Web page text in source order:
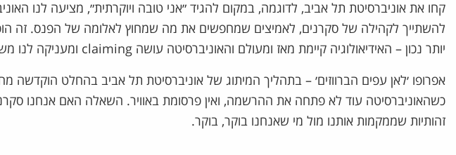
קחו את אוניברסיטת תל אביב, לדוגמה, במקום להגיד ״אני טובה ויוקרתית״, מציעה לנו
להשתייך לקהילה של סקרנים, לאמיצים שמחפשים את מה שמחוץ לאלומה של הפנס. זה
יותר נכון – האידיאולוגיה קיימת מאז ומעולם והאוניברסיטה עושה claiming ומעניקה לנו משמעות.
אפרופו ׳לאן עפים הברווזים׳ – בתהליך המיתוג של אוניברסיטת תל אביב בהחלט
כשהאוניברסיטה עוד לא פתחה את ההרשמה, ואין פרסומת באוויר. השאלה האם אנחנו
זהותיות שממקמות אותנו מול מי שאנחנו בוקר, בוקר.